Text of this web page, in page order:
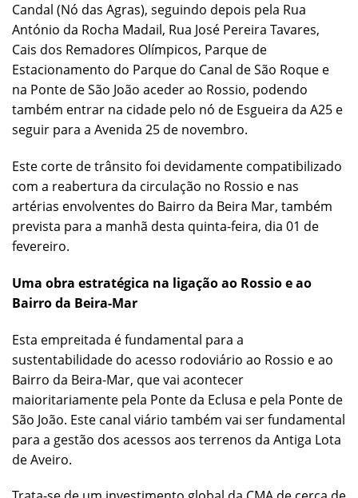
Candal (Nó das Agras), seguindo depois pela Rua
António da Rocha Madail, Rua José Pereira Tavares,
Cais dos Remadores Olímpicos, Parque de
Estacionamento do Parque do Canal de São Roque e
na Ponte de São João aceder ao Rossio, podendo
também entrar na cidade pelo nó de Esgueira da A25 e
seguir para a Avenida 25 de novembro.
Este corte de trânsito foi devidamente compatibilizado
com a reabertura da circulação no Rossio e nas
artérias envolventes do Bairro da Beira Mar, também
prevista para a manhã desta quinta-feira, dia 01 de
fevereiro.
Uma obra estratégica na ligação ao Rossio e ao
Bairro da Beira-Mar
Esta empreitada é fundamental para a
sustentabilidade do acesso rodoviário ao Rossio e ao
Bairro da Beira-Mar, que vai acontecer
maioritariamente pela Ponte da Eclusa e pela Ponte de
São João. Este canal viário também vai ser fundamental
para a gestão dos acessos aos terrenos da Antiga Lota
de Aveiro.